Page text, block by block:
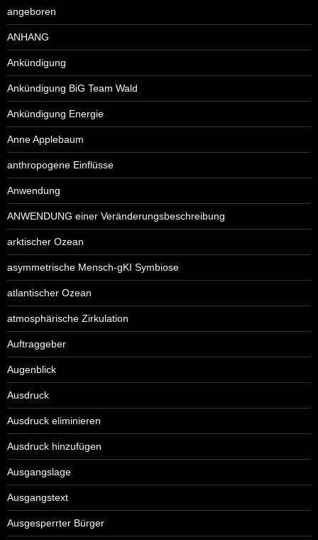
angeboren
ANHANG
Ankündigung
Ankündigung BiG Team Wald
Ankündigung Energie
Anne Applebaum
anthropogene Einflüsse
Anwendung
ANWENDUNG einer Veränderungsbeschreibung
arktischer Ozean
asymmetrische Mensch-gKI Symbiose
atlantischer Ozean
atmosphärische Zirkulation
Auftraggeber
Augenblick
Ausdruck
Ausdruck eliminieren
Ausdruck hinzufügen
Ausgangslage
Ausgangstext
Ausgesperrter Bürger